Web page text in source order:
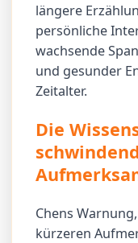
längere
persönliche
wachsende
und gesunder
Zeitalter.
Die
Chens
kürzeren